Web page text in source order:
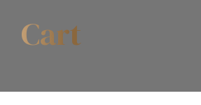
Cart